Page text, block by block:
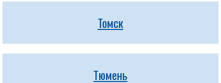
Томск
Тюмень